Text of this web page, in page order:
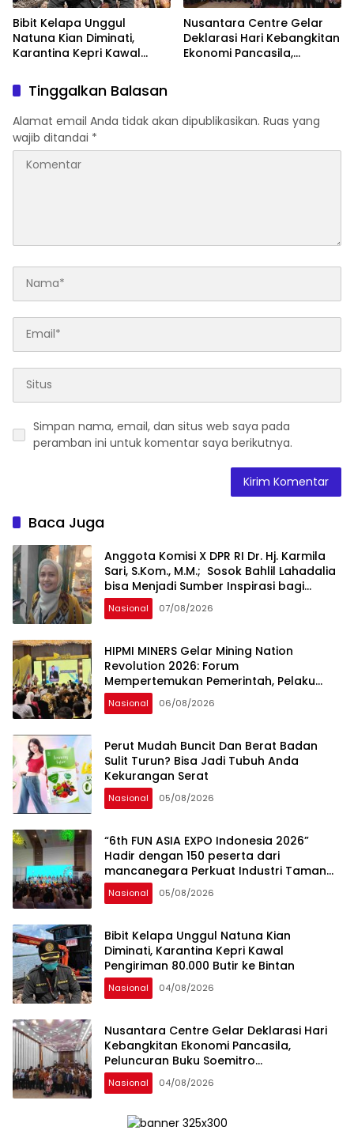
Bibit Kelapa Unggul
Natuna Kian Diminati,
Karantina Kepri Kawal
Bintan
Nusantara Centre Gelar
Deklarasi Hari Kebangkitan
Ekonomi Pancasila,
Ekonomi Politik Indonesia)
& Simposium Nasional
Tinggalkan Balasan
Alamat email Anda tidak akan dipublikasikan. Ruas yang
wajib ditandai *
Simpan nama, email, dan situs web saya pada
peramban ini untuk komentar saya berikutnya.
Baca Juga
Anggota Komisi X DPR RI Dr. Hj. Karmila
Sari, S.Kom., M.M.; Sosok Bahlil Lahadalia
bisa Menjadi Sumber Inspirasi bagi
Generasi Muda, Pelaku Usaha,
Pemerintah, maupun Pemangku
sama Memberikan Kontribusi bagi
Pembangunan Nasional.
Nasional 07/08/2026
HIPMI MINERS Gelar Mining Nation
Revolution 2026: Forum
Mempertemukan Pemerintah, Pelaku
Industri, Investor, Akademisi, dan
Pengusaha dalam Mendukung
Nasional 06/08/2026
Perut Mudah Buncit Dan Berat Badan
Sulit Turun? Bisa Jadi Tubuh Anda
Kekurangan Serat
Nasional 05/08/2026
“6th FUN ASIA EXPO Indonesia 2026”
Hadir dengan 150 peserta dari
mancanegara Perkuat Industri Taman
Rekreasi dan Ekosistem Pariwisata di
Tanah Air
Nasional 05/08/2026
Bibit Kelapa Unggul Natuna Kian
Diminati, Karantina Kepri Kawal
Pengiriman 80.000 Butir ke Bintan
Nasional 04/08/2026
Nusantara Centre Gelar Deklarasi Hari
Kebangkitan Ekonomi Pancasila,
Peluncuran Buku Soemitro
Djojohadikusumo Anti Penjajahan
(Pergolakan Ekonomi Politik Indonesia) &
Undang Perekonomian Nasional dan
Nasional 04/08/2026